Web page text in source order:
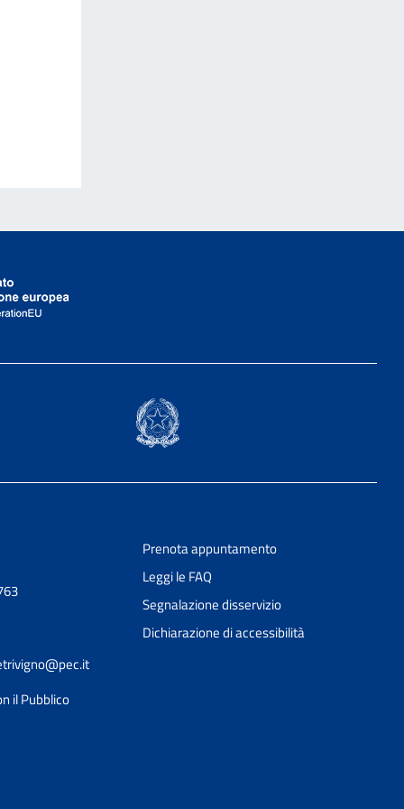
il Pubblico
Prenota appuntamento
Leggi le FAQ
Segnalazione disservizio
Dichiarazione di accessibilità